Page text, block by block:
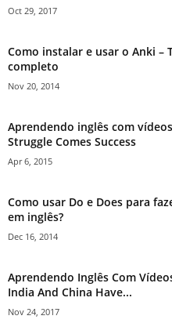
Oct 29, 2017
Como instalar e usar o Anki –
completo
Nov 20, 2014
Aprendendo inglês com
Struggle Comes Success
Apr 6, 2015
Como usar Do e Does para
em inglês?
Dec 16, 2014
Aprendendo Inglês Com
India And China Have...
Nov 24, 2017